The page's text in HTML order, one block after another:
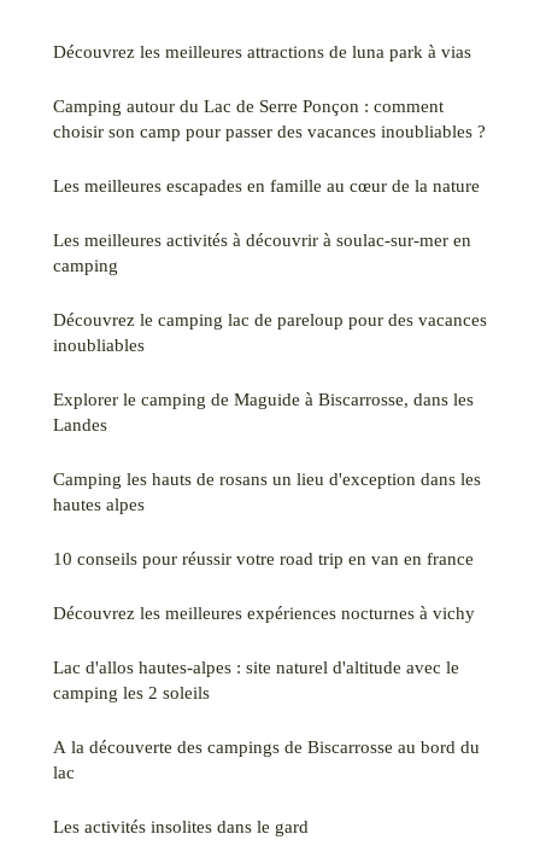
Découvrez les meilleures attractions de luna park à vias
Camping autour du Lac de Serre Ponçon : comment
choisir son camp pour passer des vacances inoubliables ?
Les meilleures escapades en famille au cœur de la nature
Les meilleures activités à découvrir à soulac-sur-mer en
camping
Découvrez le camping lac de pareloup pour des vacances
inoubliables
Explorer le camping de Maguide à Biscarrosse, dans les
Landes
Camping les hauts de rosans un lieu d'exception dans les
hautes alpes
10 conseils pour réussir votre road trip en van en france
Découvrez les meilleures expériences nocturnes à vichy
Lac d'allos hautes-alpes : site naturel d'altitude avec le
camping les 2 soleils
A la découverte des campings de Biscarrosse au bord du
lac
Les activités insolites dans le gard